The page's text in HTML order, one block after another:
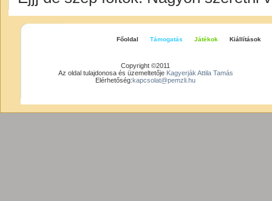
Főoldal Támogatás Játékok Kiállítások
Copyright ©2011
Az oldal tulajdonosa és üzemeltetője Kagyerják Attila Tamás
Elérhetőség:kapcsolat@pemzli.hu